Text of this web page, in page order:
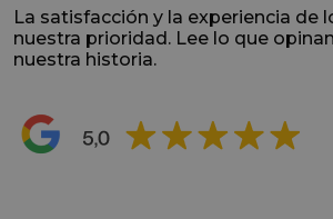
La satisfacción y la experiencia de
nuestra prioridad. Lee lo que
nuestra historia.